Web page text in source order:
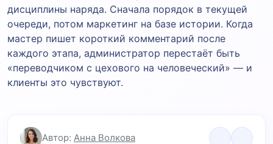
дисциплины наряда. Сначала порядок в текущей
очереди, потом маркетинг на базе истории. Когда
мастер пишет короткий комментарий после
каждого этапа, администратор перестаёт быть
«переводчиком с цехового на человеческий» — и
клиенты это чувствуют.
Автор: Анна Волкова